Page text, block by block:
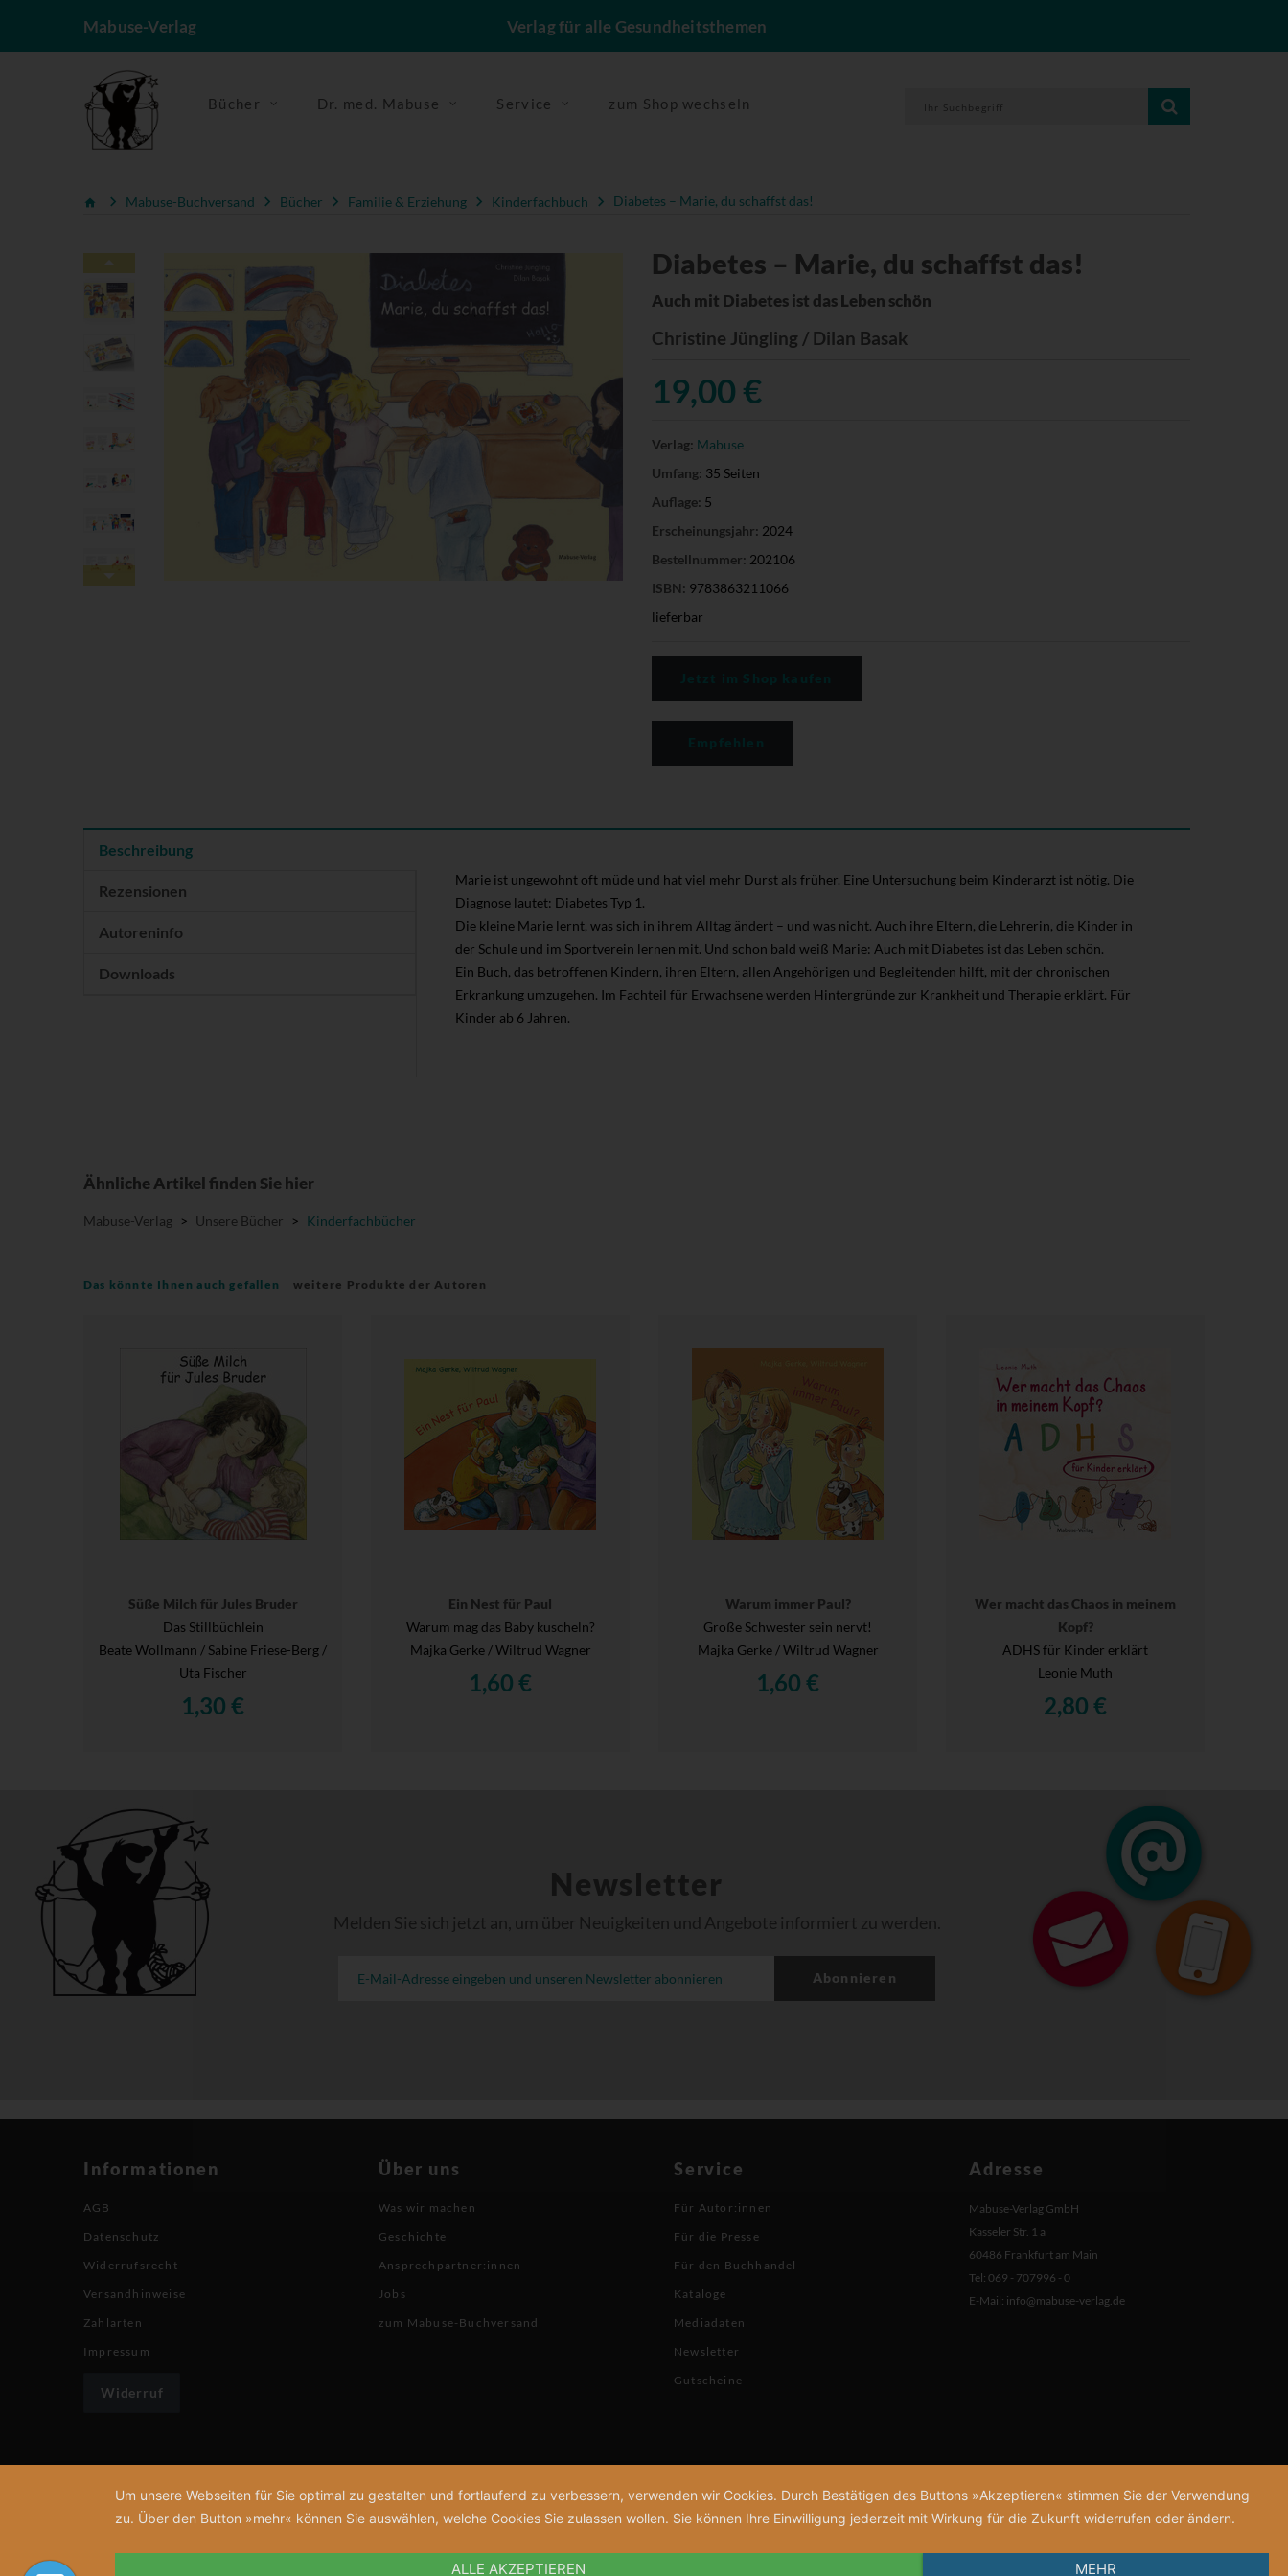
Mabuse-Verlag Verlag für alle Gesundheitsthemen
Bücher Dr. med. Mabuse Service zum Shop wechseln
Mabuse-Buchversand Bücher Familie & Erziehung Kinderfachbuch Diabetes – Marie, du schaffst das!
Diabetes – Marie, du schaffst das!
Auch mit Diabetes ist das Leben schön
Christine Jüngling / Dilan Basak
19,00 €
Verlag: Mabuse
Umfang: 35 Seiten
Auflage: 5
Erscheinungsjahr: 2024
Bestellnummer: 202106
ISBN: 9783863211066
lieferbar
Beschreibung
Rezensionen
Autoreninfo
Downloads
Marie ist ungewohnt oft müde und hat viel mehr Durst als früher. Eine Untersuchung beim Kinderarzt ist nötig. Die
Diagnose lautet: Diabetes Typ 1.
Die kleine Marie lernt, was sich in ihrem Alltag ändert – und was nicht. Auch ihre Eltern, die Lehrerin, die Kinder in
der Schule und im Sportverein lernen mit. Und schon bald weiß Marie: Auch mit Diabetes ist das Leben schön.
Ein Buch, das betroffenen Kindern, ihren Eltern, allen Angehörigen und Begleitenden hilft, mit der chronischen
Erkrankung umzugehen. Im Fachteil für Erwachsene werden Hintergründe zur Krankheit und Therapie erklärt. Für
Kinder ab 6 Jahren.
Ähnliche Artikel finden Sie hier
Mabuse-Verlag > Unsere Bücher > Kinderfachbücher
Das könnte Ihnen auch gefallen weitere Produkte der Autoren
Süße Milch für Jules Bruder
Das Stillbüchlein
Beate Wollmann / Sabine Friese-Berg /
Uta Fischer
1,30 €
Ein Nest für Paul
Warum mag das Baby kuscheln?
Majka Gerke / Wiltrud Wagner
1,60 €
Warum immer Paul?
Große Schwester sein nervt!
Majka Gerke / Wiltrud Wagner
1,60 €
Wer macht das Chaos in meinem
Kopf?
ADHS für Kinder erklärt
Leonie Muth
2,80 €
Newsletter
Melden Sie sich jetzt an, um über Neuigkeiten und Angebote informiert zu werden.
Abonnieren
Informationen
AGB
Datenschutz
Widerrufsrecht
Versandhinweise
Zahlarten
Impressum
Widerruf
Über uns
Was wir machen
Geschichte
Ansprechpartner:innen
Jobs
zum Mabuse-Buchversand
Service
Für Autor:innen
Für die Presse
Für den Buchhandel
Kataloge
Mediadaten
Newsletter
Gutscheine
Adresse
Mabuse-Verlag GmbH
Kasseler Str. 1 a
60486 Frankfurt am Main
Tel: 069 - 707996 - 0
E-Mail: info@mabuse-verlag.de
Um unsere Webseiten für Sie optimal zu gestalten und fortlaufend zu verbessern, verwenden wir Cookies. Durch Bestätigen des Buttons »Akzeptieren« stimmen Sie der Verwendung
zu. Über den Button »mehr« können Sie auswählen, welche Cookies Sie zulassen wollen. Sie können Ihre Einwilligung jederzeit mit Wirkung für die Zukunft widerrufen oder ändern.
ALLE AKZEPTIEREN MEHR